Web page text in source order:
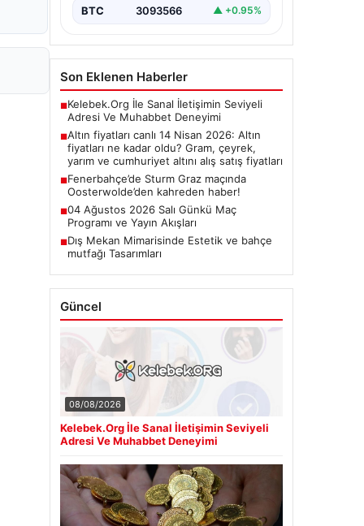
BTC 3093566 ▲ +0.95%
Son Eklenen Haberler
■Kelebek.Org İle Sanal İletişimin Seviyeli
Adresi Ve Muhabbet Deneyimi
■Altın fiyatları canlı 14 Nisan 2026: Altın
fiyatları ne kadar oldu? Gram, çeyrek,
yarım ve cumhuriyet altını alış satış fiyatları
■Fenerbahçe’de Sturm Graz maçında
Oosterwolde’den kahreden haber!
■04 Ağustos 2026 Salı Günkü Maç
Programı ve Yayın Akışları
■Dış Mekan Mimarisinde Estetik ve bahçe
mutfağı Tasarımları
Güncel
08/08/2026
Kelebek.Org İle Sanal İletişimin Seviyeli
Adresi Ve Muhabbet Deneyimi